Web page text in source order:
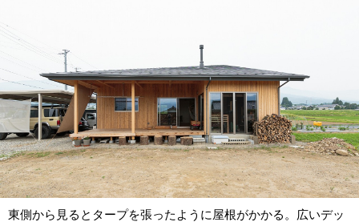
東側から見るとタープを張ったように屋根がかかる。広いデッ